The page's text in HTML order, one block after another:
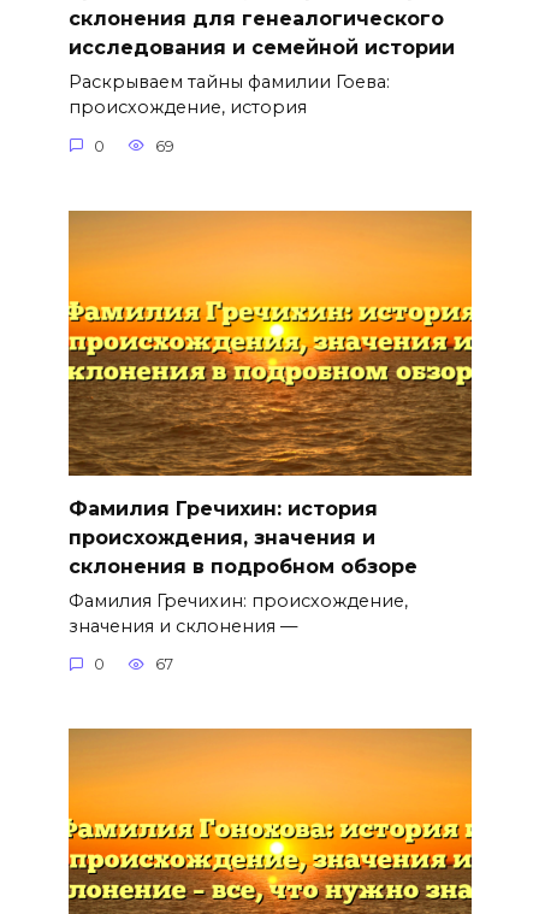
склонения для генеалогического
исследования и семейной истории
Раскрываем тайны фамилии Гоева:
происхождение, история
0 69
Фамилия Гречихин: история
происхождения, значения и
склонения в подробном обзоре
Фамилия Гречихин: происхождение,
значения и склонения —
0 67